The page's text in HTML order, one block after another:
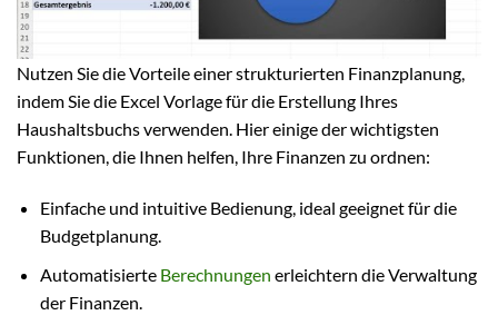
Nutzen Sie die Vorteile einer strukturierten Finanzplanung,
indem Sie die Excel Vorlage für die Erstellung Ihres
Haushaltsbuchs verwenden. Hier einige der wichtigsten
Funktionen, die Ihnen helfen, Ihre Finanzen zu ordnen:
Einfache und intuitive Bedienung, ideal geeignet für die
Budgetplanung.
Automatisierte Berechnungen erleichtern die Verwaltung
der Finanzen.